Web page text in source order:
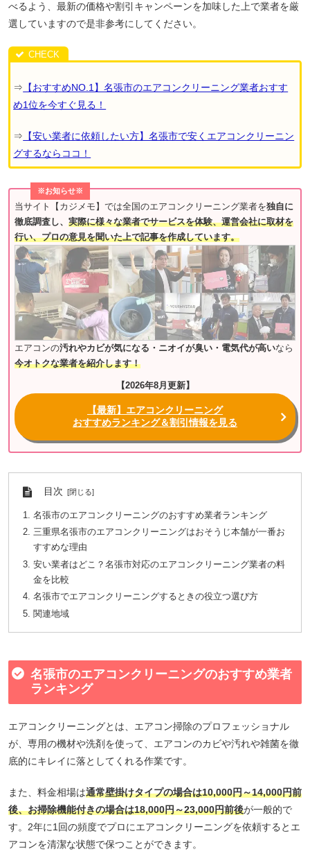
べるよう、最新の価格や割引キャンペーンを加味した上で業者を厳
選していますので是非参考にしてください。
⇒ 【おすすめNO.1】名張市のエアコンクリーニング業者おすす
め1位を今すぐ見る！
⇒ 【安い業者に依頼したい方】名張市で安くエアコンクリーニン
グするならココ！
※お知らせ※
当サイト【カジメモ】では全国のエアコンクリーニング業者を独自に
徹底調査し、 実際に様々な業者でサービスを体験、運営会社に取材を
行い、プロの意見を聞いた上で記事を作成しています。
エアコンの汚れやカビが気になる・ニオイが臭い・電気代が高いなら
今オトクな業者を紹介します！
【2026年8月更新】
【最新】エアコンクリーニング
おすすめランキング＆割引情報を見る
目次
名張市のエアコンクリーニングのおすすめ業者ランキング
三重県名張市のエアコンクリーニングはおそうじ本舗が一番お
すすめな理由
安い業者はどこ？名張市対応のエアコンクリーニング業者の料
金を比較
名張市でエアコンクリーニングするときの役立つ選び方
関連地域
名張市のエアコンクリーニングのおすすめ業者
ランキング
エアコンクリーニングとは、エアコン掃除のプロフェッショナル
が、専用の機材や洗剤を使って、エアコンのカビや汚れや雑菌を徹
底的にキレイに落としてくれる作業です。
また、料金相場は通常壁掛けタイプの場合は10,000円～14,000円前
後、お掃除機能付きの場合は18,000円～23,000円前後が一般的で
す。2年に1回の頻度でプロにエアコンクリーニングを依頼するとエ
アコンを清潔な状態で保つことができます。